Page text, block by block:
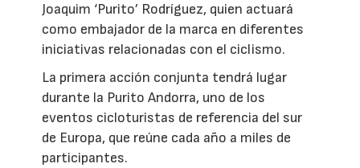
Joaquim ‘Purito’ Rodríguez, quien actuará
como embajador de la marca en diferentes
iniciativas relacionadas con el ciclismo.
La primera acción conjunta tendrá lugar
durante la Purito Andorra, uno de los
eventos cicloturistas de referencia del sur
de Europa, que reúne cada año a miles de
participantes.